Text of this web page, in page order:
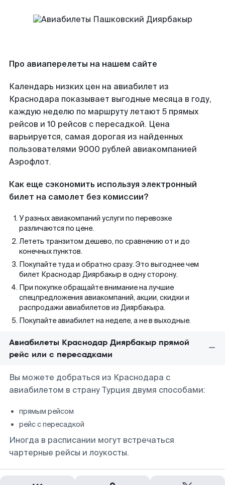
Про авиаперелеты на нашем сайте
Календарь низких цен на авиабилет из
Краснодара показывает выгодные месяца в году,
каждую неделю по маршруту летают 5 прямых
рейсов и 10 рейсов с пересадкой. Цена
варьируется, самая дорогая из найденных
пользователями 9000 рублей авиакомпанией
Аэрофлот.
Как еще сэкономить используя электронный
билет на самолет без комиссии?
У разных авиакомпаний услуги по перевозке
различаются по цене.
Лететь транзитом дешево, по сравнению от и до
конечных пунктов.
Покупайте туда и обратно сразу. Это выгоднее чем
билет Краснодар Диярбакыр в одну сторону.
При покупке обращайте внимание на лучшие
спецпредложения авиакомпаний, акции, скидки и
распродажи авиабилетов из Диярбакыра.
Покупайте авиабилет на неделе, а не в выходные.
Авиабилеты Краснодар Диярбакыр прямой
рейс или с пересадками
Вы можете добраться из Краснодара с
авиабилетом в страну Турция двумя способами:
прямым рейсом
рейс с пересадкой
Иногда в расписании могут встречаться
чартерные рейсы и лоукосты.